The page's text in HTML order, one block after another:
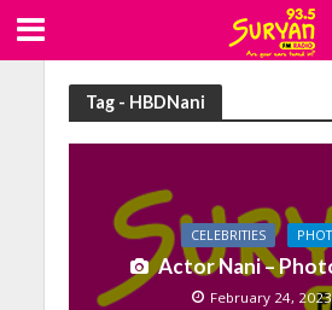
Tag - HBDNani
CELEBRITIES
Actor Nani –
February 24, 2023